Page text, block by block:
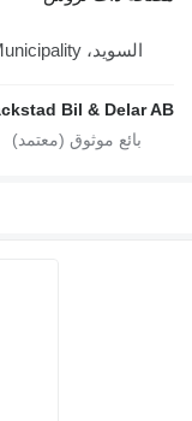
السويد، Arvika Municipality
Rackstad Bil & Delar